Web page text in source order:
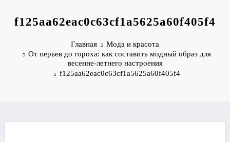
f125aa62eac0c63cf1a5625a60f405f4
Главная
Мода и красота
От перьев до гороха: как составить модный образ для
весенне-летнего настроения
f125aa62eac0c63cf1a5625a60f405f4